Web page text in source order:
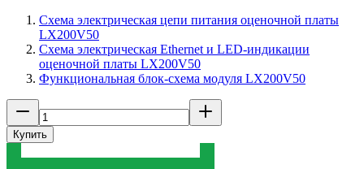
Схема электрическая цепи питания оценочной платы
LX200V50
Схема электрическая Ethernet и LED-индикации
оценочной платы LX200V50
Функциональная блок-схема модуля LX200V50
Купить